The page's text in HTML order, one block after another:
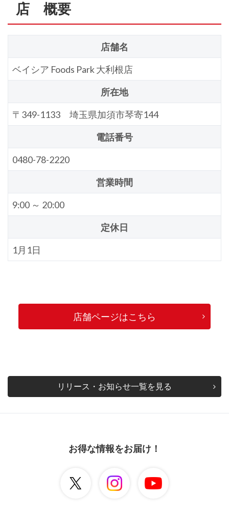
店 概要
店舗名
ベイシア Foods Park 大利根店
所在地
〒349-1133 埼玉県加須市琴寄144
電話番号
0480-78-2220
営業時間
9:00 ～ 20:00
定休日
1月1日
店舗ページはこちら
リリース・お知らせ一覧を見る
お得な情報をお届け！